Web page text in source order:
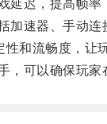
迟，提高帧率
速器、手动连
流畅度，让玩
可以确保玩家